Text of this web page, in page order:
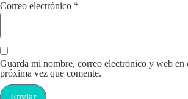
Correo electrónico *
Guarda mi nombre, correo electrónico y web en
próxima vez que comente.